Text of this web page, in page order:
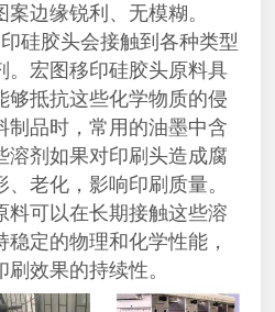
边缘锐利、无模糊。
硅胶头会接触到各种类型
。宏图移印硅胶头原料具
够抵抗这些化学物质的侵
制品时，常用的油墨中含
溶剂如果对印刷头造成腐
老化，影响印刷质量。
料可以在长期接触这些溶
定的物理和化学性能，
效果的持续性。